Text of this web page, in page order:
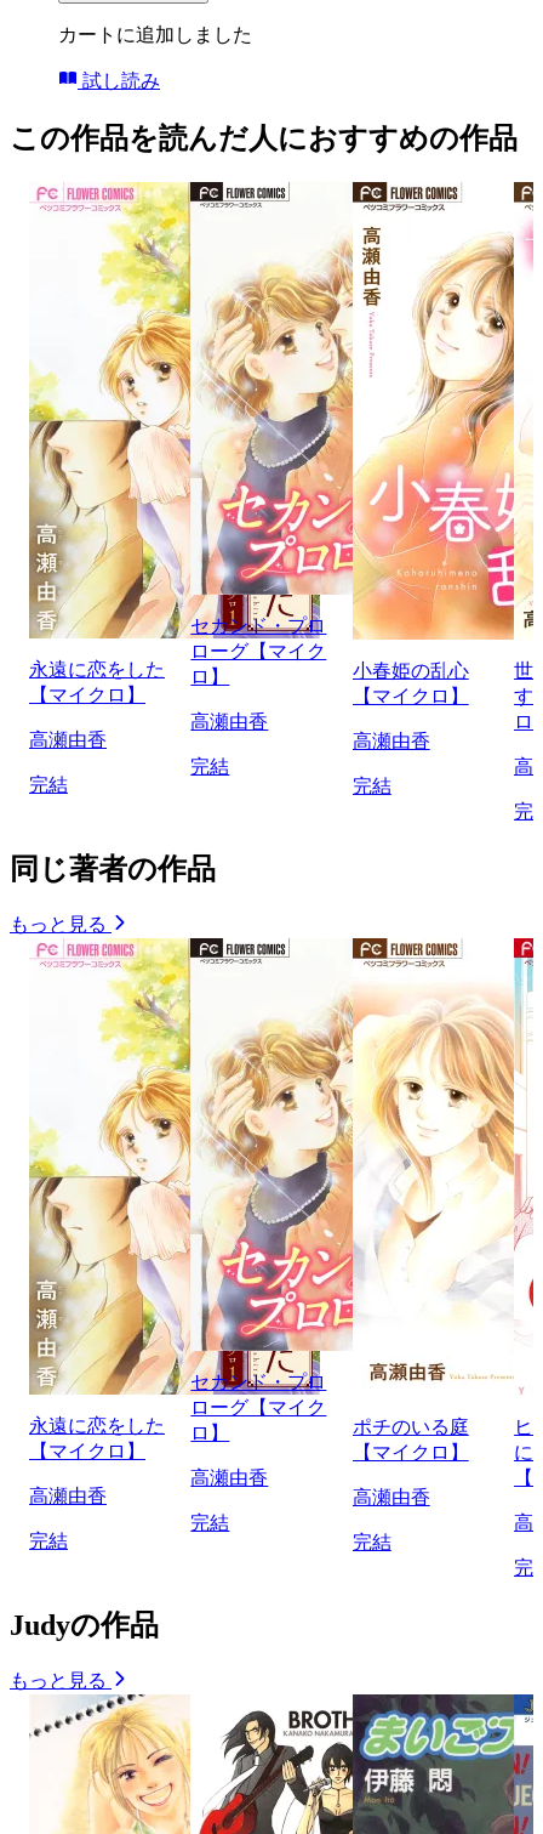
カートに追加しました
試し読み
この作品を読んだ人におすすめの作品
永遠に恋をした
【マイクロ】
高瀬由香
完結
セカンド・プロ
ローグ【マイク
ロ】
高瀬由香
完結
小春姫の乱心
【マイクロ】
高瀬由香
完結
世
す
ロ
高
完
同じ著者の作品
もっと見る
永遠に恋をした
【マイクロ】
高瀬由香
完結
セカンド・プロ
ローグ【マイク
ロ】
高瀬由香
完結
ポチのいる庭
【マイクロ】
高瀬由香
完結
ヒ
に
高
完
Judyの作品
もっと見る